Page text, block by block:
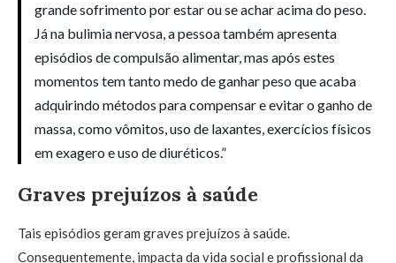
grande sofrimento por estar ou se achar acima do peso.
Já na bulimia nervosa, a pessoa também apresenta
episódios de compulsão alimentar, mas após estes
momentos tem tanto medo de ganhar peso que acaba
adquirindo métodos para compensar e evitar o ganho de
massa, como vômitos, uso de laxantes, exercícios físicos
em exagero e uso de diuréticos.”
Graves prejuízos à saúde
Tais episódios geram graves prejuízos à saúde.
Consequentemente, impacta da vida social e profissional da